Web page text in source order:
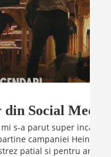
Social Media
s-a parut super inca
campaniei
patial si pentru